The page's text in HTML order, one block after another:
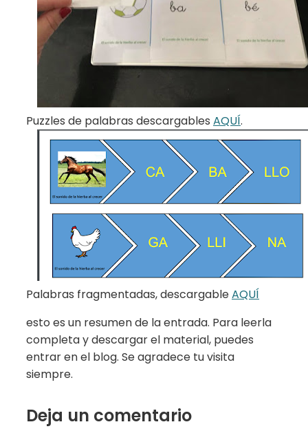
Puzzles de palabras descargables AQUÍ.
Palabras fragmentadas, descargableAQUÍ
esto es un resumen de la entrada. Para leerla
completa y descargar el material, puedes
entrar en el blog. Se agradece tu visita
siempre.
Deja un comentario